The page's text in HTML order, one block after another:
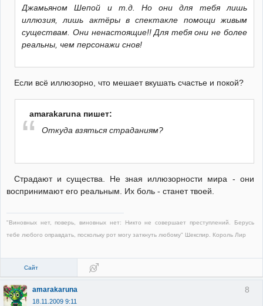
Джамьяном Шепой и т.д. Но они для тебя лишь
иллюзия, лишь актёры в спектакле помощи живым
существам. Они ненастоящие!! Для тебя они не более
реальны, чем персонажи снов!
Если всё иллюзорно, что мешает вкушать счастье и покой?
amarakaruna пишет:
Откуда взяться страданиям?
Страдают и существа. Не зная иллюзорности мира - они
воспринимают его реальным. Их боль - станет твоей.
"Виновных нет, поверь, виновных нет: Никто не совершает преступлений. Берусь
тебе любого оправдать, поскольку рот могу заткнуть любому" Шекспир. Король Лир
Сайт
8
amarakaruna
18.11.2009 9:11